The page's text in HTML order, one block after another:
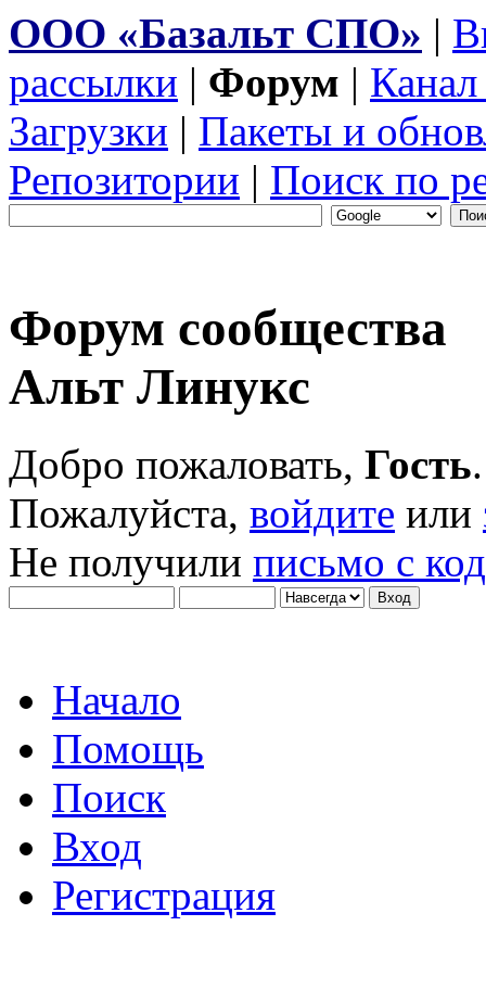
ООО «Базальт СПО» |
рассылки | Форум |
Загрузки | Пакеты и
Репозитории | Поиск по
Форум сообщества
Альт Линукс
Добро пожаловать, Гость.
Пожалуйста, войдите или
Не получили письмо с
Начало
Помощь
Поиск
Вход
Регистрация